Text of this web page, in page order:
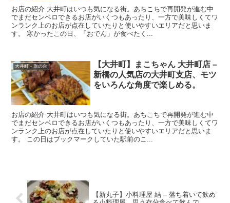
お店の紹介 大井町はいつも気になる街。あちこちで再開発が進む中
でまだセンベロできるお店がいくつもあったり、一方で美味しくてワ
ンランク上のお店が点在していたりと使いやすいエリアだと思いま
す。 寒かったこの日、「おでん」が食べたく...
大井町 - 旗の台
【大井町】まこちゃん 大井町店 –
新橋の人気店の大井町支店、モツ
をいろんな角度で楽しめる。
お店の紹介 大井町はいつも気になる街。あちこちで再開発が進む中
でまだセンベロできるお店がいくつもあったり、一方で美味しくてワ
ンランク上のお店が点在していたりと使いやすいエリアだと思いま
す。 この日はブックマークしていた駅前のこ...
【新丸子】小料理屋 結 – 落ち着いて飲め